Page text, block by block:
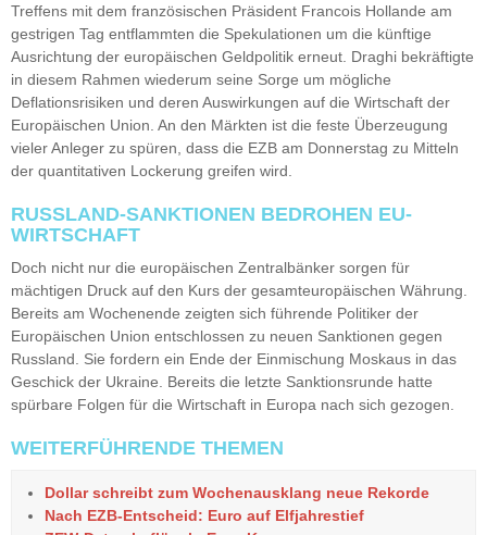
Treffens mit dem französischen Präsident Francois Hollande am
gestrigen Tag entflammten die Spekulationen um die künftige
Ausrichtung der europäischen Geldpolitik erneut. Draghi bekräftigte
in diesem Rahmen wiederum seine Sorge um mögliche
Deflationsrisiken und deren Auswirkungen auf die Wirtschaft der
Europäischen Union. An den Märkten ist die feste Überzeugung
vieler Anleger zu spüren, dass die EZB am Donnerstag zu Mitteln
der quantitativen Lockerung greifen wird.
RUSSLAND-SANKTIONEN BEDROHEN EU-
WIRTSCHAFT
Doch nicht nur die europäischen Zentralbänker sorgen für
mächtigen Druck auf den Kurs der gesamteuropäischen Währung.
Bereits am Wochenende zeigten sich führende Politiker der
Europäischen Union entschlossen zu neuen Sanktionen gegen
Russland. Sie fordern ein Ende der Einmischung Moskaus in das
Geschick der Ukraine. Bereits die letzte Sanktionsrunde hatte
spürbare Folgen für die Wirtschaft in Europa nach sich gezogen.
WEITERFÜHRENDE THEMEN
Dollar schreibt zum Wochenausklang neue Rekorde
Nach EZB-Entscheid: Euro auf Elfjahrestief